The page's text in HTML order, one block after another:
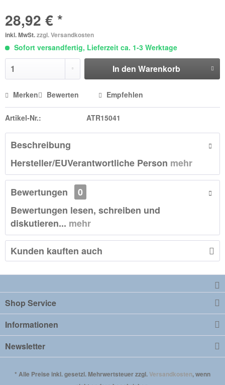
28,92 € *
inkl. MwSt.zzgl. Versandkosten
Sofort versandfertig, Lieferzeit ca. 1-3 Werktage
In den Warenkorb
Merken Bewerten Empfehlen
Artikel-Nr.: ATR15041
Beschreibung
Hersteller/EUVerantwortliche Person mehr
Bewertungen
0
Bewertungen lesen, schreiben und
diskutieren... mehr
Kunden kauften auch
Shop Service
Informationen
Newsletter
* Alle Preise inkl. gesetzl. Mehrwertsteuer zzgl.Versandkosten, wenn